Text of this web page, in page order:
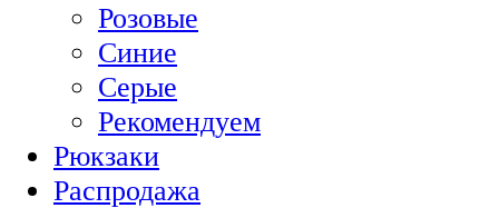
Розовые
Синие
Серые
Рекомендуем
Рюкзаки
Распродажа